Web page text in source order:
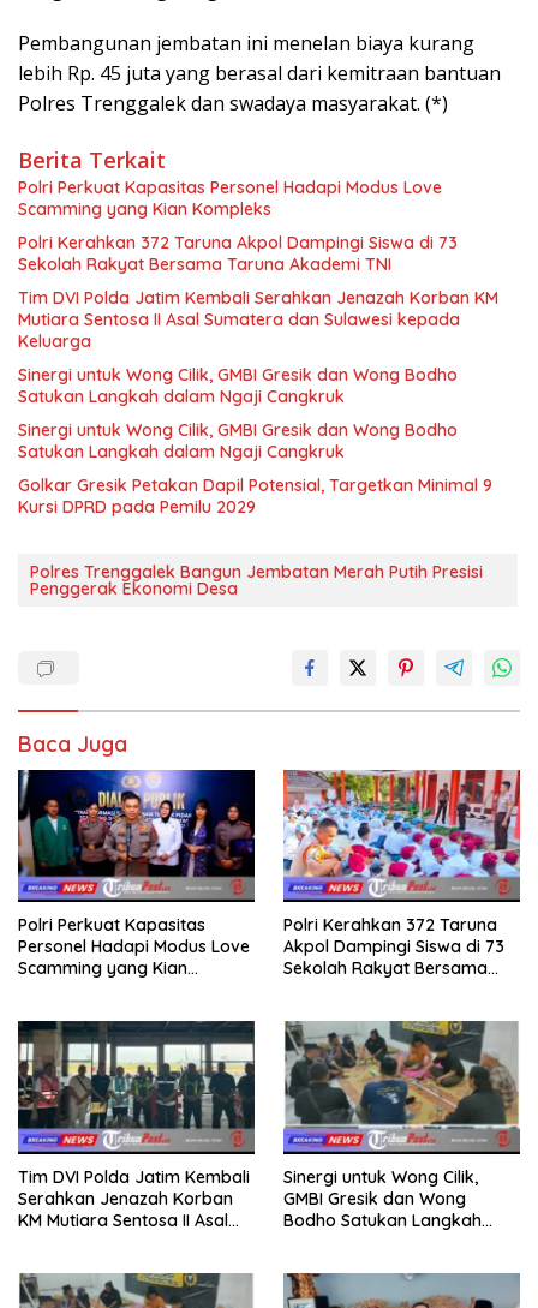
Pembangunan jembatan ini menelan biaya kurang
lebih Rp. 45 juta yang berasal dari kemitraan bantuan
Polres Trenggalek dan swadaya masyarakat. (*)
Berita Terkait
Polri Perkuat Kapasitas Personel Hadapi Modus Love
Scamming yang Kian Kompleks
Polri Kerahkan 372 Taruna Akpol Dampingi Siswa di 73
Sekolah Rakyat Bersama Taruna Akademi TNI
Tim DVI Polda Jatim Kembali Serahkan Jenazah Korban KM
Mutiara Sentosa II Asal Sumatera dan Sulawesi kepada
Keluarga
Sinergi untuk Wong Cilik, GMBI Gresik dan Wong Bodho
Satukan Langkah dalam Ngaji Cangkruk
Sinergi untuk Wong Cilik, GMBI Gresik dan Wong Bodho
Satukan Langkah dalam Ngaji Cangkruk
Golkar Gresik Petakan Dapil Potensial, Targetkan Minimal 9
Kursi DPRD pada Pemilu 2029
Polres Trenggalek Bangun Jembatan Merah Putih Presisi
Penggerak Ekonomi Desa
Baca Juga
Polri Perkuat Kapasitas
Personel Hadapi Modus Love
Scamming yang Kian
Polri Kerahkan 372 Taruna
Akpol Dampingi Siswa di 73
Sekolah Rakyat Bersama
Tim DVI Polda Jatim Kembali
Serahkan Jenazah Korban
KM Mutiara Sentosa II Asal
Sinergi untuk Wong Cilik,
GMBI Gresik dan Wong
Bodho Satukan Langkah